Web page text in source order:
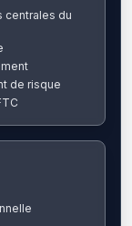
centrales du
de risque